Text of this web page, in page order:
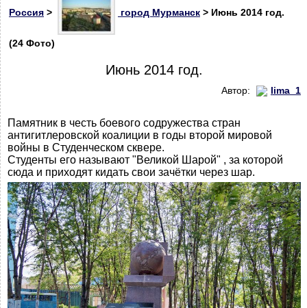
Россия > город Мурманск > Июнь 2014 год.
(24 Фото)
Июнь 2014 год.
Автор: lima_1
Памятник в честь боевого содружества стран
антигитлеровской коалиции в годы второй мировой
войны в Студенческом сквере.
Студенты его называют "Великой Шарой" , за которой
сюда и приходят кидать свои зачётки через шар.